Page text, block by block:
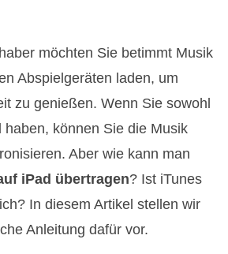
möchten Sie betimmt Musik
Abspielgeräten laden, um
zu genießen. Wenn Sie sowohl
haben, können Sie die Musik
Aber wie kann man
iPad übertragen? Ist iTunes
In diesem Artikel stellen wir
Anleitung dafür vor.